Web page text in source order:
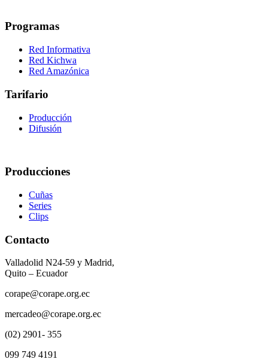
Programas
Red Informativa
Red Kichwa
Red Amazónica
Tarifario
Producción
Difusión
Producciones
Cuñas
Series
Clips
Contacto
Valladolid N24-59 y Madrid,
Quito – Ecuador
corape@corape.org.ec
mercadeo@corape.org.ec
(02) 2901- 355
099 749 4191